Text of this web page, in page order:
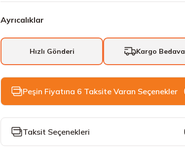
Ayrıcalıklar
Hızlı Gönderi Kargo Bedava
Peşin Fiyatına 6 Taksite Varan Seçenekler
Taksit Seçenekleri